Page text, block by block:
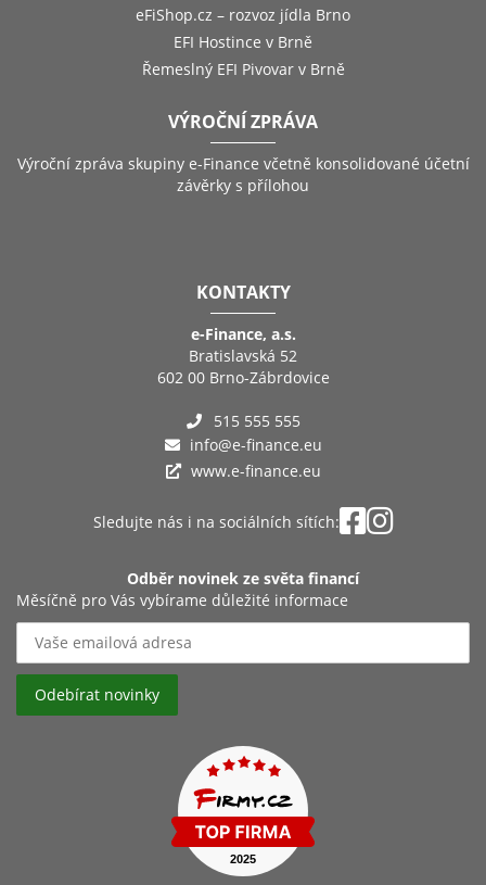
eFiShop.cz – rozvoz jídla Brno
EFI Hostince v Brně
Řemeslný EFI Pivovar v Brně
VÝROČNÍ ZPRÁVA
Výroční zpráva skupiny e-Finance včetně konsolidované účetní
závěrky s přílohou
KONTAKTY
e-Finance, a.s.
Bratislavská 52
602 00 Brno-Zábrdovice
515 555 555
info@e-finance.eu
www.e-finance.eu
Sledujte nás i na sociálních sítích:
Odběr novinek ze světa financí
Měsíčně pro Vás vybírame důležité informace